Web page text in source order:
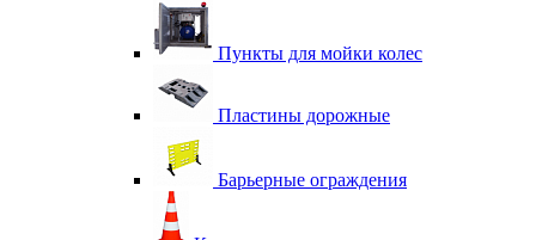
Пункты для мойки колес
Пластины дорожные
Барьерные ограждения